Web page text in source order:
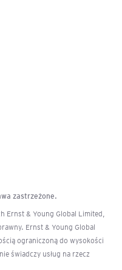
zastrzeżone.
Ernst & Young Global Limited,
Ernst & Young Global
ograniczoną do wysokości
świadczy usług na rzecz